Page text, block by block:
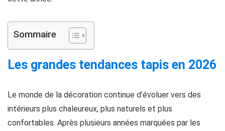
Sommaire
Les grandes tendances tapis en 2026
Le monde de la décoration continue d’évoluer vers des
intérieurs plus chaleureux, plus naturels et plus
confortables. Après plusieurs années marquées par les